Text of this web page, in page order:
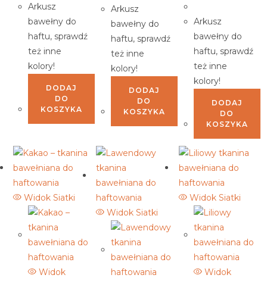
Arkusz
bawełny do
haftu, sprawdź
też inne
kolory!
DODAJ
DO
KOSZYKA
Arkusz
bawełny do
haftu, sprawdź
też inne
kolory!
DODAJ
DO
KOSZYKA
Arkusz
bawełny do
haftu, sprawdź
też inne
kolory!
DODAJ
DO
KOSZYKA
Widok Siatki
Widok
Widok Siatki
Widok Siatki
Widok